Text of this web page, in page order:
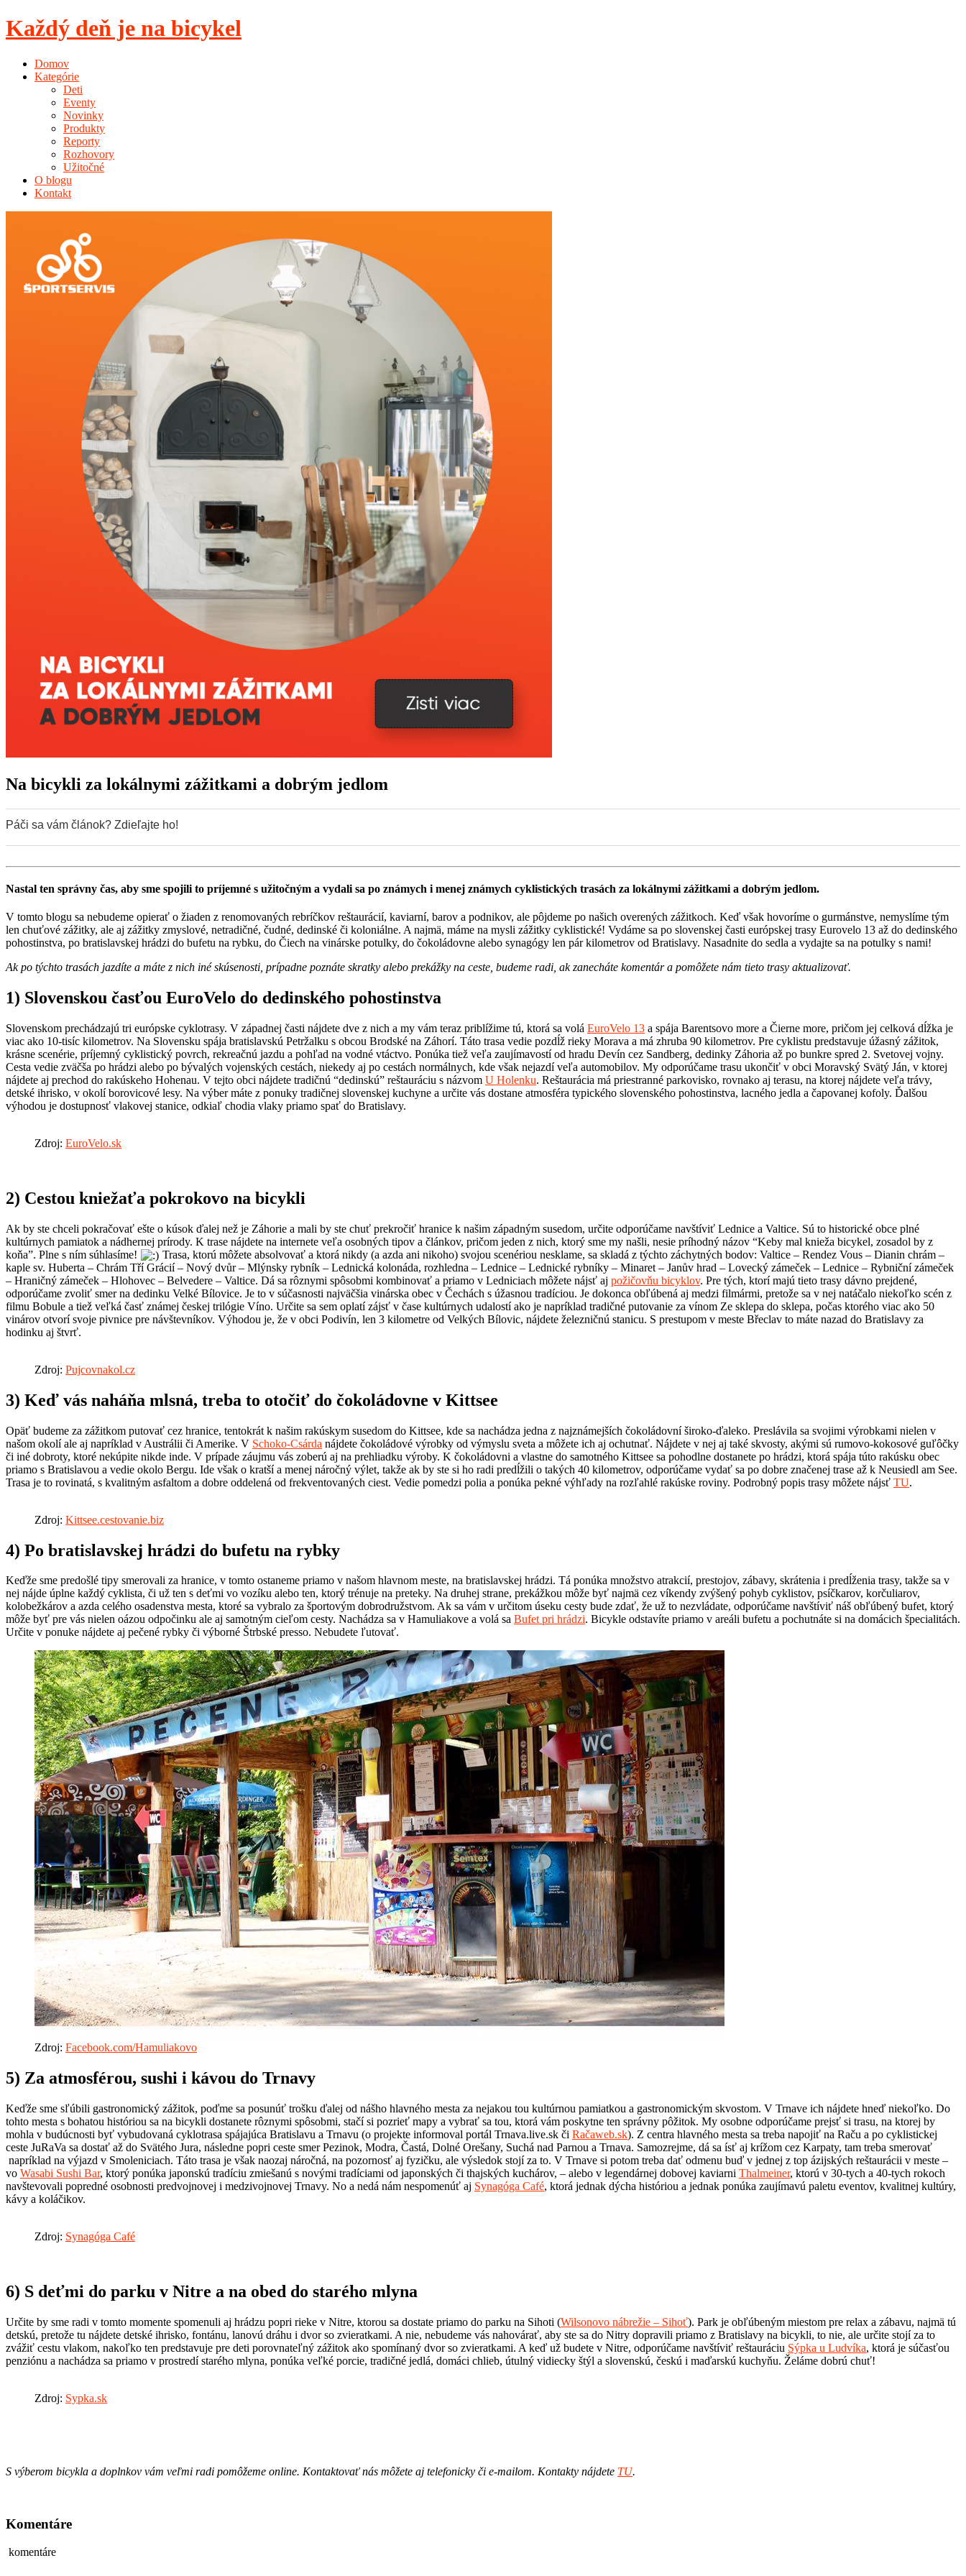
Každý deň je na bicykel
Domov
Kategórie
Deti
Eventy
Novinky
Produkty
Reporty
Rozhovory
Užitočné
O blogu
Kontakt
Na bicykli za lokálnymi zážitkami a dobrým jedlom
Páči sa vám článok? Zdieľajte ho!
Nastal ten správny čas, aby sme spojili to príjemné s užitočným a vydali sa po známych i menej známych cyklistických trasách za lokálnymi zážitkami a dobrým jedlom.
V tomto blogu sa nebudeme opierať o žiaden z renomovaných rebríčkov reštaurácií, kaviarní, barov a podnikov, ale pôjdeme po našich overených zážitkoch. Keď však hovoríme o gurmánstve, nemyslíme tým
len chuťové zážitky, ale aj zážitky zmyslové, netradičné, čudné, dedinské či koloniálne. A najmä, máme na mysli zážitky cyklistické! Vydáme sa po slovenskej časti európskej trasy Eurovelo 13 až do dedinského
pohostinstva, po bratislavskej hrádzi do bufetu na rybku, do Čiech na vinárske potulky, do čokoládovne alebo synagógy len pár kilometrov od Bratislavy. Nasadnite do sedla a vydajte sa na potulky s nami!
Ak po týchto trasách jazdíte a máte z nich iné skúsenosti, prípadne poznáte skratky alebo prekážky na ceste, budeme radi, ak zanecháte komentár a pomôžete nám tieto trasy aktualizovať.
1) Slovenskou časťou EuroVelo do dedinského pohostinstva
Slovenskom prechádzajú tri európske cyklotrasy. V západnej časti nájdete dve z nich a my vám teraz priblížime tú, ktorá sa volá EuroVelo 13 a spája Barentsovo more a Čierne more, pričom jej celková dĺžka je
viac ako 10-tisíc kilometrov. Na Slovensku spája bratislavskú Petržalku s obcou Brodské na Záhorí. Táto trasa vedie pozdĺž rieky Morava a má zhruba 90 kilometrov. Pre cyklistu predstavuje úžasný zážitok,
krásne scenérie, príjemný cyklistický povrch, rekreačnú jazdu a pohľad na vodné vtáctvo. Ponúka tiež veľa zaujímavostí od hradu Devín cez Sandberg, dedinky Záhoria až po bunkre spred 2. Svetovej vojny.
Cesta vedie zväčša po hrádzi alebo po bývalých vojenských cestách, niekedy aj po cestách normálnych, kde však nejazdí veľa automobilov. My odporúčame trasu ukončiť v obci Moravský Svätý Ján, v ktorej
nájdete aj prechod do rakúskeho Hohenau. V tejto obci nájdete tradičnú “dedinskú” reštauráciu s názvom U Holenku. Reštaurácia má priestranné parkovisko, rovnako aj terasu, na ktorej nájdete veľa trávy,
detské ihrisko, v okolí borovicové lesy. Na výber máte z ponuky tradičnej slovenskej kuchyne a určite vás dostane atmosféra typického slovenského pohostinstva, lacného jedla a čapovanej kofoly. Ďalšou
výhodou je dostupnosť vlakovej stanice, odkiaľ chodia vlaky priamo spať do Bratislavy.
Zdroj: EuroVelo.sk
2) Cestou kniežaťa pokrokovo na bicykli
Ak by ste chceli pokračovať ešte o kúsok ďalej než je Záhorie a mali by ste chuť prekročiť hranice k našim západným susedom, určite odporúčame navštíviť Lednice a Valtice. Sú to historické obce plné
kultúrnych pamiatok a nádhernej prírody. K trase nájdete na internete veľa osobných tipov a článkov, pričom jeden z nich, ktorý sme my našli, nesie príhodný názov “Keby mal knieža bicykel, zosadol by z
koňa”. Plne s ním súhlasíme!
Trasa, ktorú môžete absolvovať a ktorá nikdy (a azda ani nikoho) svojou scenériou nesklame, sa skladá z týchto záchytných bodov: Valtice – Rendez Vous – Dianin chrám –
kaple sv. Huberta – Chrám Tří Grácií – Nový dvůr – Mlýnsky rybník – Lednická kolonáda, rozhledna – Lednice – Lednické rybníky – Minaret – Janův hrad – Lovecký zámeček – Lednice – Rybniční zámeček
– Hraničný zámeček – Hlohovec – Belvedere – Valtice. Dá sa rôznymi spôsobmi kombinovať a priamo v Ledniciach môžete nájsť aj požičovňu bicyklov. Pre tých, ktorí majú tieto trasy dávno prejdené,
odporúčame zvoliť smer na dedinku Velké Bílovice. Je to v súčasnosti najväčšia vinárska obec v Čechách s úžasnou tradíciou. Je dokonca obľúbená aj medzi filmármi, pretože sa v nej natáčalo niekoľko scén z
filmu Bobule a tiež veľká časť známej českej trilógie Víno. Určite sa sem oplatí zájsť v čase kultúrnych udalostí ako je napríklad tradičné putovanie za vínom Ze sklepa do sklepa, počas ktorého viac ako 50
vinárov otvorí svoje pivnice pre návštevníkov. Výhodou je, že v obci Podivín, len 3 kilometre od Velkých Bílovic, nájdete železničnú stanicu. S prestupom v meste Břeclav to máte nazad do Bratislavy za
hodinku aj štvrť.
Zdroj: Pujcovnakol.cz
3) Keď vás naháňa mlsná, treba to otočiť do čokoládovne v Kittsee
Opäť budeme za zážitkom putovať cez hranice, tentokrát k našim rakúskym susedom do Kittsee, kde sa nachádza jedna z najznámejších čokoládovní široko-ďaleko. Preslávila sa svojimi výrobkami nielen v
našom okolí ale aj napríklad v Austrálii či Amerike. V Schoko-Csárda nájdete čokoládové výrobky od výmyslu sveta a môžete ich aj ochutnať. Nájdete v nej aj také skvosty, akými sú rumovo-kokosové guľôčky
či iné dobroty, ktoré nekúpite nikde inde. V prípade záujmu vás zoberú aj na prehliadku výroby. K čokoládovni a vlastne do samotného Kittsee sa pohodlne dostanete po hrádzi, ktorá spája túto rakúsku obec
priamo s Bratislavou a vedie okolo Bergu. Ide však o kratší a menej náročný výlet, takže ak by ste si ho radi predĺžili o takých 40 kilometrov, odporúčame vydať sa po dobre značenej trase až k Neusiedl am See.
Trasa je to rovinatá, s kvalitným asfaltom a dobre oddelená od frekventovaných ciest. Vedie pomedzi polia a ponúka pekné výhľady na rozľahlé rakúske roviny. Podrobný popis trasy môžete nájsť TU.
Zdroj: Kittsee.cestovanie.biz
4) Po bratislavskej hrádzi do bufetu na rybky
Keďže sme predošlé tipy smerovali za hranice, v tomto ostaneme priamo v našom hlavnom meste, na bratislavskej hrádzi. Tá ponúka množstvo atrakcií, prestojov, zábavy, skrátenia i predĺženia trasy, takže sa v
nej nájde úplne každý cyklista, či už ten s deťmi vo vozíku alebo ten, ktorý trénuje na preteky. Na druhej strane, prekážkou môže byť najmä cez víkendy zvýšený pohyb cyklistov, psíčkarov, korčuliarov,
kolobežkárov a azda celého osadenstva mesta, ktoré sa vybralo za športovým dobrodružstvom. Ak sa vám v určitom úseku cesty bude zdať, že už to nezvládate, odporúčame navštíviť náš obľúbený bufet, ktorý
môže byť pre vás nielen oázou odpočinku ale aj samotným cieľom cesty. Nachádza sa v Hamuliakove a volá sa Bufet pri hrádzi. Bicykle odstavíte priamo v areáli bufetu a pochutnáte si na domácich špecialitách.
Určite v ponuke nájdete aj pečené rybky či výborné Štrbské presso. Nebudete ľutovať.
Zdroj: Facebook.com/Hamuliakovo
5) Za atmosférou, sushi i kávou do Trnavy
Keďže sme sľúbili gastronomický zážitok, poďme sa posunúť trošku ďalej od nášho hlavného mesta za nejakou tou kultúrnou pamiatkou a gastronomickým skvostom. V Trnave ich nájdete hneď niekoľko. Do
tohto mesta s bohatou históriou sa na bicykli dostanete rôznymi spôsobmi, stačí si pozrieť mapy a vybrať sa tou, ktorá vám poskytne ten správny pôžitok. My osobne odporúčame prejsť si trasu, na ktorej by
mohla v budúcnosti byť vybudovaná cyklotrasa spájajúca Bratislavu a Trnavu (o projekte informoval portál Trnava.live.sk či Račaweb.sk). Z centra hlavného mesta sa treba napojiť na Raču a po cyklistickej
ceste JuRaVa sa dostať až do Svätého Jura, následne popri ceste smer Pezinok, Modra, Častá, Dolné Orešany, Suchá nad Parnou a Trnava. Samozrejme, dá sa ísť aj krížom cez Karpaty, tam treba smerovať
napríklad na výjazd v Smoleniciach. Táto trasa je však naozaj náročná, na pozornosť aj fyzičku, ale výsledok stojí za to. V Trnave si potom treba dať odmenu buď v jednej z top ázijských reštaurácii v meste –
vo Wasabi Sushi Bar, ktorý ponúka japonskú tradíciu zmiešanú s novými tradíciami od japonských či thajských kuchárov, – alebo v legendárnej dobovej kaviarni Thalmeiner, ktorú v 30-tych a 40-tych rokoch
navštevovali popredné osobnosti predvojnovej i medzivojnovej Trnavy. No a nedá nám nespomenúť aj Synagóga Café, ktorá jednak dýcha históriou a jednak ponúka zaujímavú paletu eventov, kvalitnej kultúry,
kávy a koláčikov.
Zdroj: Synagóga Café
6) S deťmi do parku v Nitre a na obed do starého mlyna
Určite by sme radi v tomto momente spomenuli aj hrádzu popri rieke v Nitre, ktorou sa dostate priamo do parku na Sihoti (Wilsonovo nábrežie – Sihoť). Park je obľúbeným miestom pre relax a zábavu, najmä tú
detskú, pretože tu nájdete detské ihrisko, fontánu, lanovú dráhu i dvor so zvieratkami. A nie, nebudeme vás nahovárať, aby ste sa do Nitry dopravili priamo z Bratislavy na bicykli, to nie, ale určite stojí za to
zvážiť cestu vlakom, nakoľko ten predstavuje pre deti porovnateľný zážitok ako spomínaný dvor so zvieratkami. A keď už budete v Nitre, odporúčame navštíviť reštauráciu Sýpka u Ludvíka, ktorá je súčasťou
penziónu a nachádza sa priamo v prostredí starého mlyna, ponúka veľké porcie, tradičné jedlá, domáci chlieb, útulný vidiecky štýl a slovenskú, českú i maďarskú kuchyňu. Želáme dobrú chuť!
Zdroj: Sypka.sk
S výberom bicykla a doplnkov vám veľmi radi pomôžeme online. Kontaktovať nás môžete aj telefonicky či e-mailom. Kontakty nájdete TU.
Komentáre
komentáre